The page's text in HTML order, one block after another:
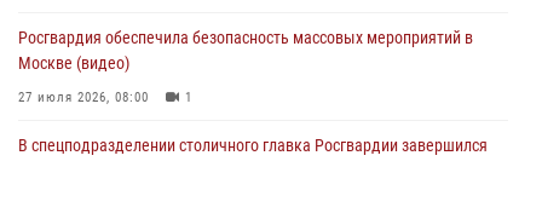
Росгвардия обеспечила безопасность массовых мероприятий в
Москве (видео)
27 июля 2026, 08:00 1
В спецподразделении столичного главка Росгвардии завершился